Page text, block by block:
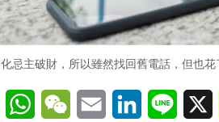
化忌主破財，所以雖然找回舊電話，但也
FacebookWhatsAppWeChatEmail LinkedInLine